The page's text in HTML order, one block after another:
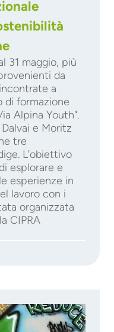
31 maggio, più
da
a
di formazione
Alpina Youth".
e Moritz
tre
L'obiettivo
esplorare e
esperienze in
lavoro con i
organizzata
CIPRA